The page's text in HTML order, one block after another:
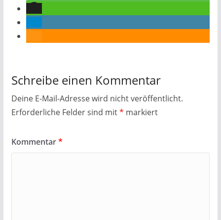
Schreibe einen Kommentar
Deine E-Mail-Adresse wird nicht veröffentlicht.
Erforderliche Felder sind mit* markiert
Kommentar*